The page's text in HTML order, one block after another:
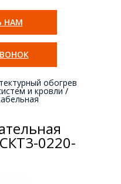
НАМ
обогрев
и кровли /
0220-